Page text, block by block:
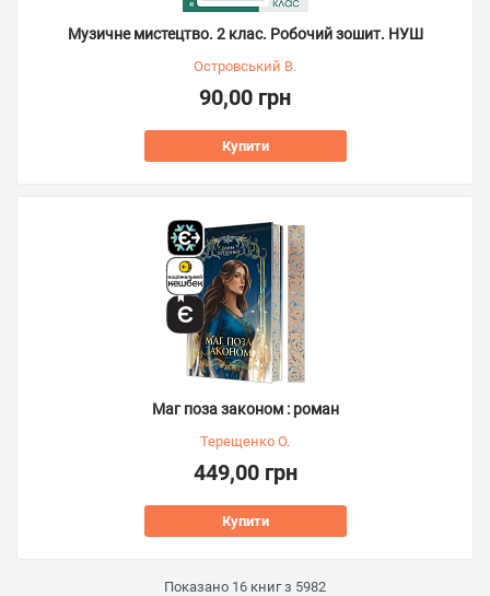
Музичне мистецтво. 2 клас. Робочий зошит. НУШ
Островський В.
90,00 грн
Купити
Маг поза законом : роман
Терещенко О.
449,00 грн
Купити
Показано 16 книг з 5982